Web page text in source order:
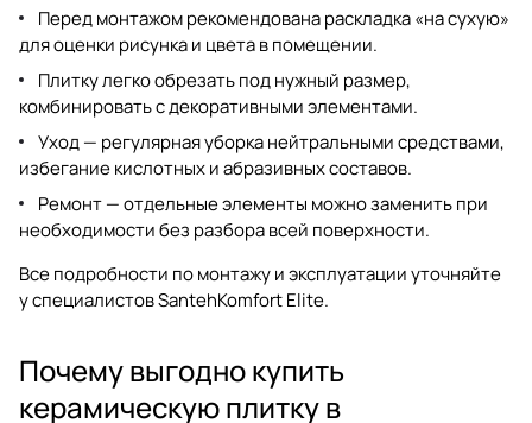
Перед монтажом рекомендована раскладка «на сухую»
для оценки рисунка и цвета в помещении.
Плитку легко обрезать под нужный размер,
комбинировать с декоративными элементами.
Уход — регулярная уборка нейтральными средствами,
избегание кислотных и абразивных составов.
Ремонт — отдельные элементы можно заменить при
необходимости без разбора всей поверхности.
Все подробности по монтажу и эксплуатации уточняйте
у специалистов SantehKomfort Elite.
Почему выгодно купить
керамическую плитку в